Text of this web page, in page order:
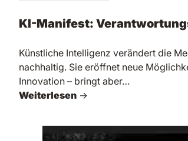
KI-Manifest:
Künstliche Intelligenz verändert die
nachhaltig. Sie eröffnet neue
Innovation – bringt aber…
Weiterlesen →